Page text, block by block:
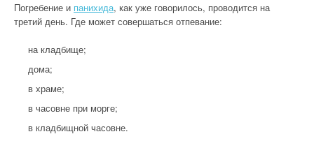
Погребение и панихида, как уже говорилось, проводится на
третий день. Где может совершаться отпевание:
на кладбище;
дома;
в храме;
в часовне при морге;
в кладбищной часовне.